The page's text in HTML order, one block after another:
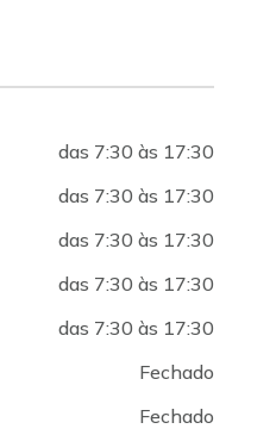
das 7:30 às 17:30
das 7:30 às 17:30
das 7:30 às 17:30
das 7:30 às 17:30
das 7:30 às 17:30
Fechado
Fechado